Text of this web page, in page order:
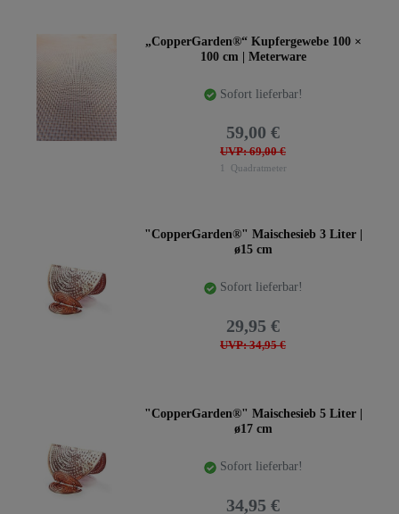
„CopperGarden®“ Kupfergewebe 100 ×
100 cm | Meterware
Sofort lieferbar!
UVP: 69,00 €
59,00 €
1 Quadratmeter
"CopperGarden®" Maischesieb 3 Liter |
ø15 cm
Sofort lieferbar!
UVP: 34,95 €
29,95 €
"CopperGarden®" Maischesieb 5 Liter |
ø17 cm
Sofort lieferbar!
34,95 €